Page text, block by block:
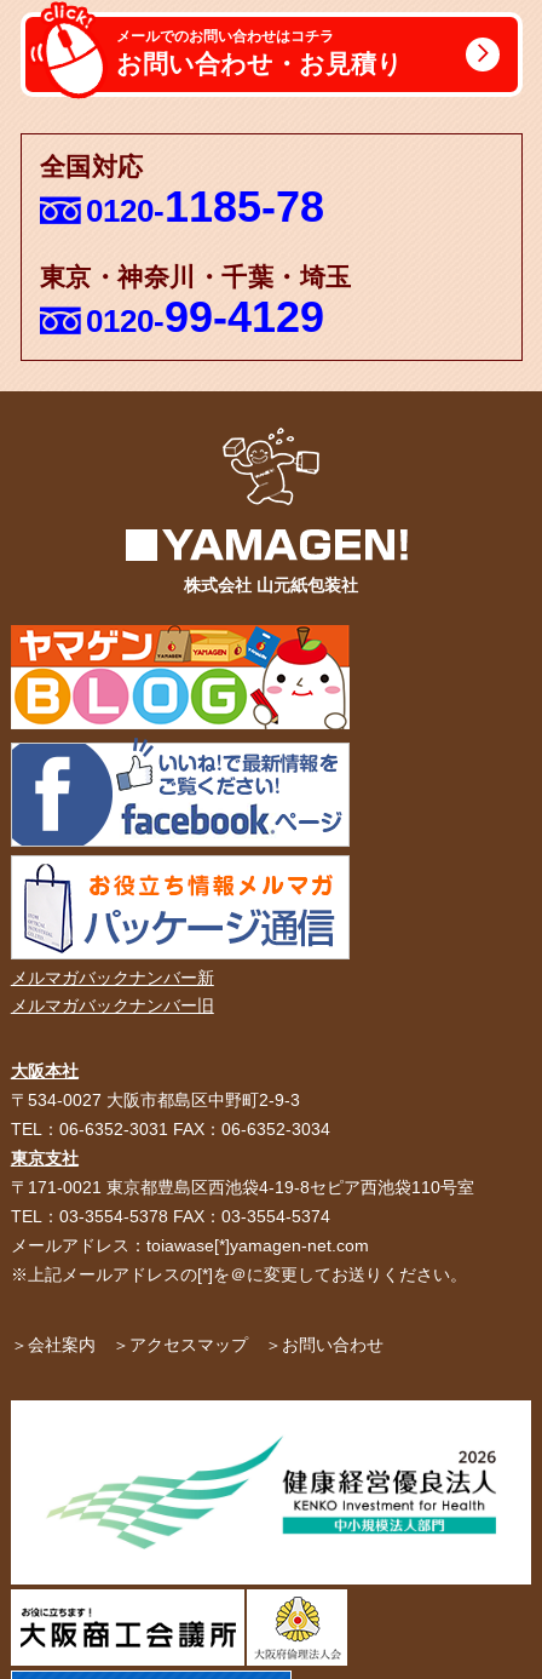
サービス紹介 お客様の声
スタッフ紹介 採用情報
当社の協力工場の設備紹介
紙袋・手提げ袋
パッケージ
ペーパーレザーバッグ 米袋
カタログ/パンフレット
スタンド
アクセサリー・
ジュエリーボックス
メールでのお問い合わせはコチラ
お問い合わせ・お見積り
全国対応
0120-1185-78
東京・神奈川・千葉・埼玉
0120-99-4129
株式会社 山元紙包装社
メルマガバックナンバー新
メルマガバックナンバー旧
大阪本社
〒534-0027 大阪市都島区中野町2-9-3
TEL：06-6352-3031 FAX：06-6352-3034
東京支社
〒171-0021 東京都豊島区西池袋4-19-8セピア西池袋110号室
TEL：03-3554-5378 FAX：03-3554-5374
メールアドレス：toiawase[*]yamagen-net.com
※上記メールアドレスの[*]を＠に変更してお送りください。
＞会社案内 ＞アクセスマップ ＞お問い合わせ